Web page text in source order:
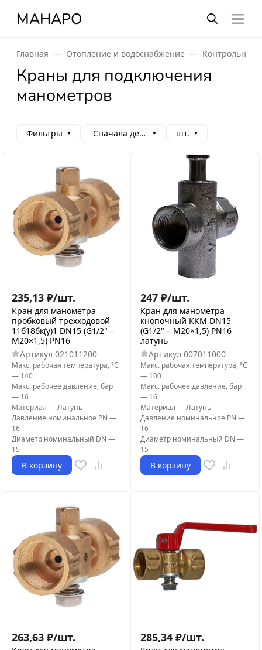
МАНАРО
Главная Отопление и водоснабжение Контрольно-
Краны для подключения
манометров
Фильтры Сначала дешевые шт.
235,13 ₽/шт.
Кран для манометра
пробковый трехходовой
11б18бк(у)1 DN15 (G1/2" –
М20×1,5) PN16
Артикул 021011200
Макс. рабочая температура, °С
— 140
Макс. рабочее давление, бар
— 16
Материал —Латунь
Давление номинальное PN —
16
Диаметр номинальный DN —
15
В корзину
247 ₽/шт.
Кран для манометра
кнопочный ККМ DN15
(G1/2" – М20×1,5) PN16
латунь
Артикул 007011000
Макс. рабочая температура, °С
— 100
Макс. рабочее давление, бар
— 16
Материал —Латунь
Давление номинальное PN —
16
Диаметр номинальный DN —
15
В корзину
263,63 ₽/шт. 285,34 ₽/шт.